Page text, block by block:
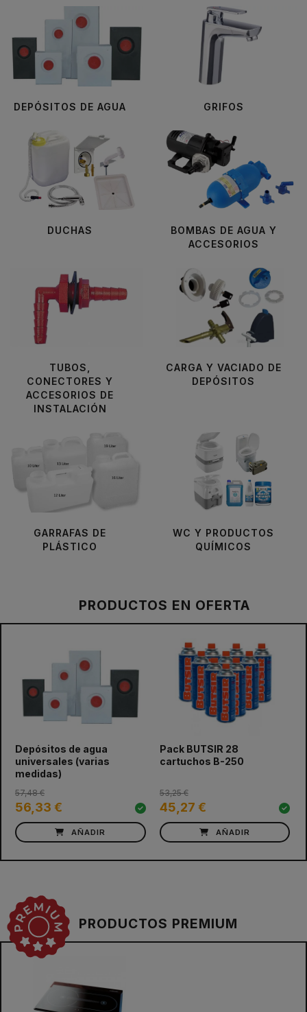
DEPÓSITOS DE AGUA GRIFOS
DUCHAS
BOMBAS DE AGUA Y
ACCESORIOS
TUBOS,
CONECTORES Y
ACCESORIOS DE
INSTALACIÓN
CARGA Y VACIADO DE
DEPÓSITOS
GARRAFAS DE
PLÁSTICO
WC Y PRODUCTOS
QUÍMICOS
PRODUCTOS EN OFERTA
Depósitos de agua
universales (varias
medidas)
56,33 €
57,48 €
AÑADIR
Pack BUTSIR 28
cartuchos B-250
45,27 €
53,25 €
AÑADIR
prev
PRODUCTOS PREMIUM